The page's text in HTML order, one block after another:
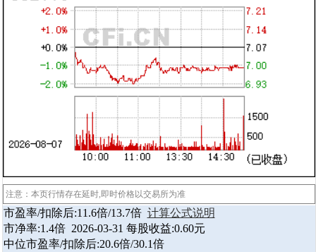
注意：本页行情存在延时,即时价格以交易所为准
市盈率/扣除后:11.6倍/13.7倍 计算公式说明
市净率:1.4倍 2026-03-31 每股收益:0.60元
中位市盈率/扣除后:20.6倍/30.1倍